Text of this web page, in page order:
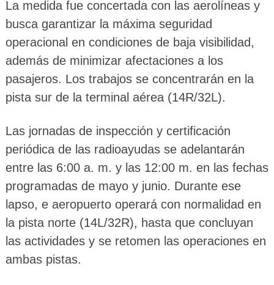
La medida fue concertada con las aerolíneas y
busca garantizar la máxima seguridad
operacional en condiciones de baja visibilidad,
además de minimizar afectaciones a los
pasajeros. Los trabajos se concentrarán en la
pista sur de la terminal aérea (14R/32L).
Las jornadas de inspección y certificación
periódica de las radioayudas se adelantarán
entre las 6:00 a. m. y las 12:00 m. en las fechas
programadas de mayo y junio. Durante ese
lapso, e aeropuerto operará con normalidad en
la pista norte (14L/32R), hasta que concluyan
las actividades y se retomen las operaciones en
ambas pistas.